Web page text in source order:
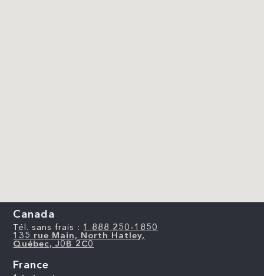
Canada
Tél. sans frais : 1 888 250-1850
135 rue Main, North Hatley,
Québec, J0B 2C0
France